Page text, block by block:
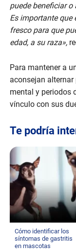
puede beneficiar
Es importante que
fresco para que
edad, a su raza»,
Para mantener a
aconsejan
mental y periodos
vínculo con sus
Te podría
Cómo identificar los
síntomas de gastritis
en mascotas